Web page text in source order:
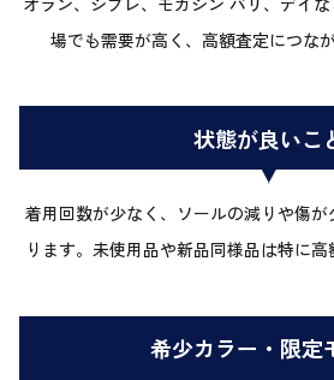
場でも需要が高く、高額査定につな
状態が良いこ
着用回数が少なく、ソールの減りや傷
ります。未使用品や新品同様品は特に高
希少カラー・限定